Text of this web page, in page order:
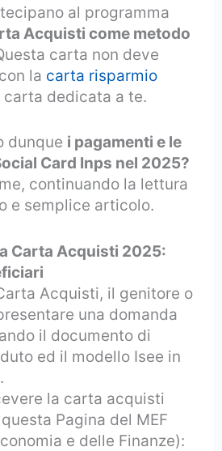
al programma
Acquisti come metodo
carta non deve
la carta risparmio
carta dedicata a te.
dunque i pagamenti e le
Card Inps nel 2025?
continuando la lettura
e semplice articolo.
Carta Acquisti 2025:
Acquisti, il genitore o
una domanda
il documento di
ed il modello Isee in
la carta acquisti
Pagina del MEF
e delle Finanze):